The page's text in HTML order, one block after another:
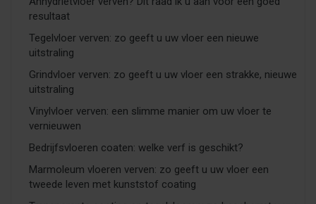
resultaat
Tegelvloer verven: zo geeft u uw vloer een nieuwe
uitstraling
Grindvloer verven: zo geeft u uw vloer een strakke, nieuwe
uitstraling
Vinylvloer verven: een slimme manier om uw vloer te
vernieuwen
Bedrijfsvloeren coaten: welke verf is geschikt?
Marmoleum vloeren verven: zo geeft u uw vloer een
tweede leven met kunststof coating